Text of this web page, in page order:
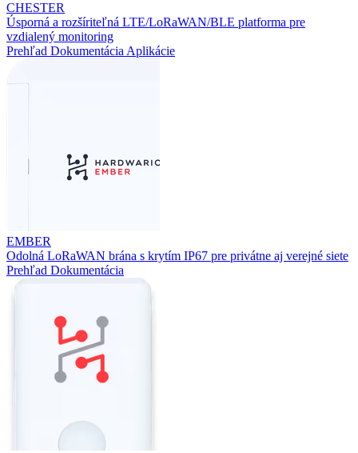
CHESTER
Úsporná a rozšíriteľná LTE/LoRaWAN/BLE platforma pre
vzdialený monitoring
Prehľad Dokumentácia Aplikácie
EMBER
Odolná LoRaWAN brána s krytím IP67 pre privátne aj verejné siete
Prehľad Dokumentácia